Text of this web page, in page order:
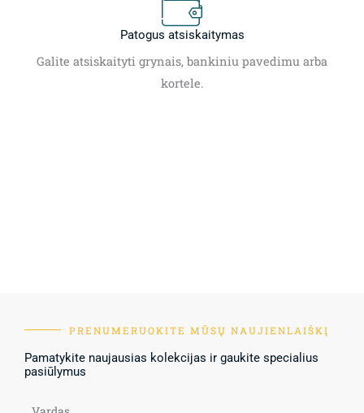
Patogus atsiskaitymas
Galite atsiskaityti grynais, bankiniu pavedimu arba
kortele.
PRENUMERUOKITE MŪSŲ NAUJIENLAIŠKĮ
Pamatykite naujausias kolekcijas ir gaukite specialius
pasiūlymus